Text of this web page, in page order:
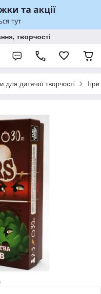
творчості
для дитячої творчості